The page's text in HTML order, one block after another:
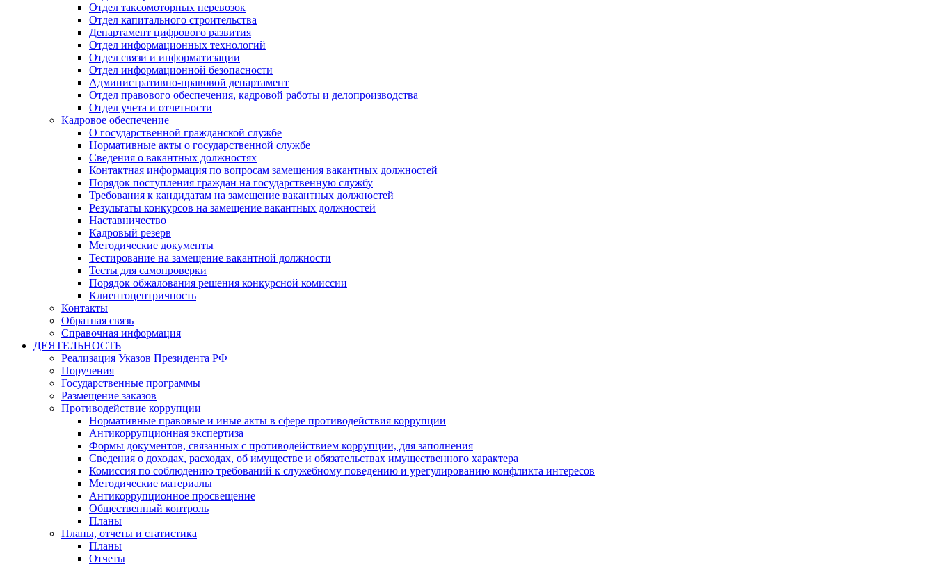
Отдел таксомоторных перевозок
Отдел капитального строительства
Департамент цифрового развития
Отдел информационных технологий
Отдел связи и информатизации
Отдел информационной безопасности
Административно-правовой департамент
Отдел правового обеспечения, кадровой работы и делопроизводства
Отдел учета и отчетности
Кадровое обеспечение
О государственной гражданской службе
Нормативные акты о государственной службе
Сведения о вакантных должностях
Контактная информация по вопросам замещения вакантных должностей
Порядок поступления граждан на государственную службу
Требования к кандидатам на замещение вакантных должностей
Результаты конкурсов на замещение вакантных должностей
Наставничество
Кадровый резерв
Методические документы
Тестирование на замещение вакантной должности
Тесты для самопроверки
Порядок обжалования решения конкурсной комиссии
Клиентоцентричность
Контакты
Обратная связь
Справочная информация
ДЕЯТЕЛЬНОСТЬ
Реализация Указов Президента РФ
Поручения
Государственные программы
Размещение заказов
Противодействие коррупции
Нормативные правовые и иные акты в сфере противодействия коррупции
Антикоррупционная экспертиза
Формы документов, связанных с противодействием коррупции, для заполнения
Сведения о доходах, расходах, об имуществе и обязательствах имущественного характера
Комиссия по соблюдению требований к служебному поведению и урегулированию конфликта интересов
Методические материалы
Антикоррупционное просвещение
Общественный контроль
Планы
Планы, отчеты и статистика
Планы
Отчеты